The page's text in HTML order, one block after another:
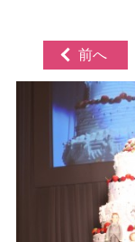
前へ